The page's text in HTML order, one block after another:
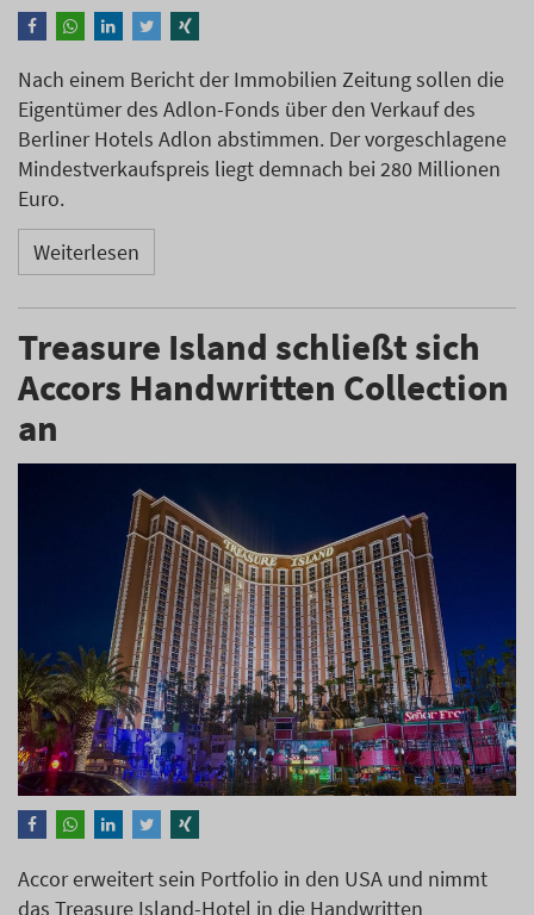
Nach einem Bericht der Immobilien Zeitung sollen die
Eigentümer des Adlon-Fonds über den Verkauf des
Berliner Hotels Adlon abstimmen. Der vorgeschlagene
Mindestverkaufspreis liegt demnach bei 280 Millionen
Euro.
Weiterlesen
Treasure Island schließt sich
Accors Handwritten Collection
an
Accor erweitert sein Portfolio in den USA und nimmt
das Treasure Island-Hotel in die Handwritten